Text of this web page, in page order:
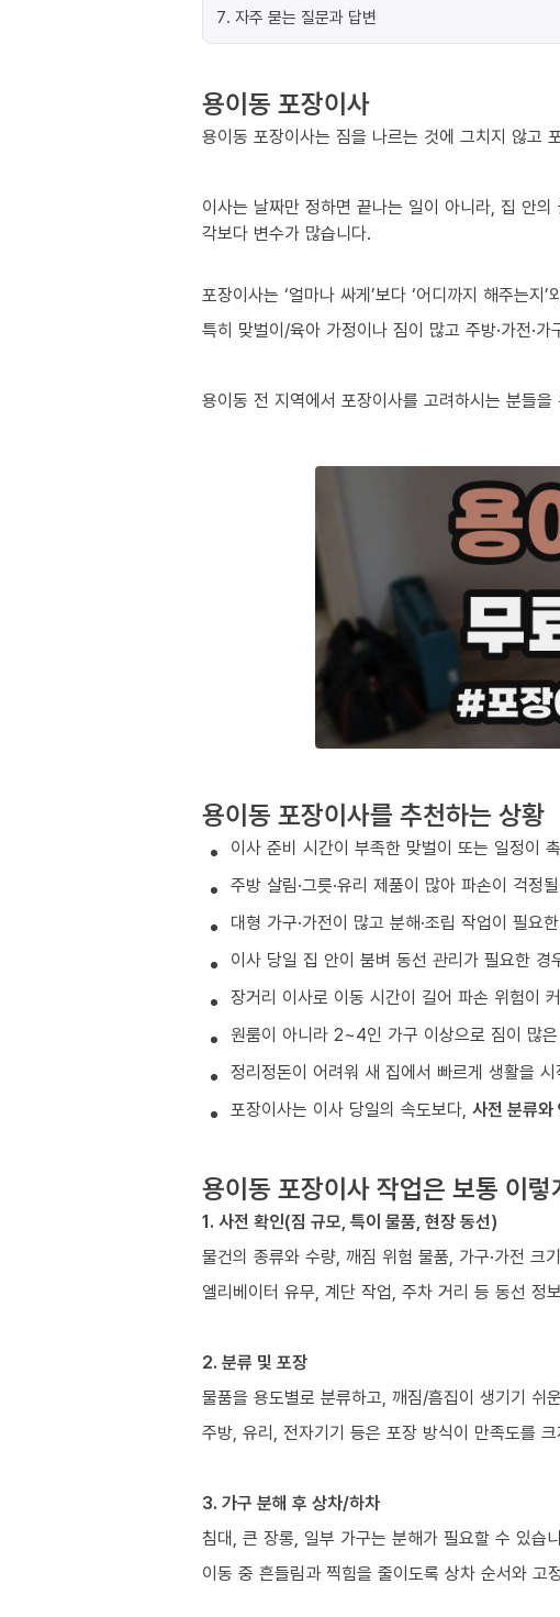
7. 자주 묻는 질문과 답변
용이동 포장이사
용이동 포장이사는 짐을 나르는 것에 그치지 않고
이사는 날짜만 정하면 끝나는 일이 아니라, 집 안
각보다 변수가 많습니다.
포장이사는 ‘얼마나 싸게’보다 ‘어디까지 해주는지
특히 맞벌이/육아 가정이나 짐이 많고 주방·가전·
용이동 전 지역에서 포장이사를 고려하시는 분들
용이동 포장이사를 추천하는 상황
이사 준비 시간이 부족한 맞벌이 또는 일정이
주방 살림·그릇·유리 제품이 많아 파손이 걱정
대형 가구·가전이 많고 분해·조립 작업이 필요
이사 당일 집 안이 붐벼 동선 관리가 필요한 경
장거리 이사로 이동 시간이 길어 파손 위험이
원룸이 아니라 2~4인 가구 이상으로 짐이 많
정리정돈이 어려워 새 집에서 빠르게 생활을
포장이사는 이사 당일의 속도보다, 사전 분류와
용이동 포장이사 작업은 보통 이
1. 사전 확인(짐 규모, 특이 물품, 현장 동선)
물건의 종류와 수량, 깨짐 위험 물품, 가구·가전 크
엘리베이터 유무, 계단 작업, 주차 거리 등 동선 정
2. 분류 및 포장
물품을 용도별로 분류하고, 깨짐/흠집이 생기기 쉬
주방, 유리, 전자기기 등은 포장 방식이 만족도를
3. 가구 분해 후 상차/하차
침대, 큰 장롱, 일부 가구는 분해가 필요할 수 있습
이동 중 흔들림과 찍힘을 줄이도록 상차 순서와 고